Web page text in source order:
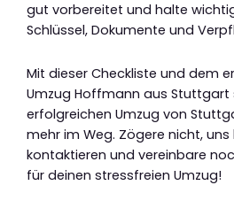
gut vorbereitet und halte
Schlüssel, Dokumente und
Mit dieser Checkliste und dem
Umzug Hoffmann aus Stuttgart
erfolgreichen Umzug von
mehr im Weg. Zögere nicht, uns
kontaktieren und vereinbare
für deinen stressfreien Umzug!